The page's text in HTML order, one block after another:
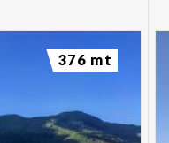
376 mt